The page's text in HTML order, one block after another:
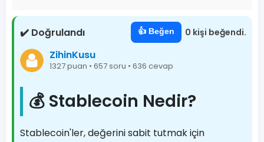
✔️ Doğrulandı 👍 Beğen 0 kişi beğendi.
ZihinKusu
1327 puan • 657 soru • 636 cevap
💰 Stablecoin Nedir?
Stablecoin'ler, değerini sabit tutmak için